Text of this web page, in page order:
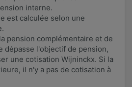
interne.
est calculée selon une
pension complémentaire et de
dépasse l'objectif de pension,
une cotisation Wijninckx. Si la
il n'y a pas de cotisation à